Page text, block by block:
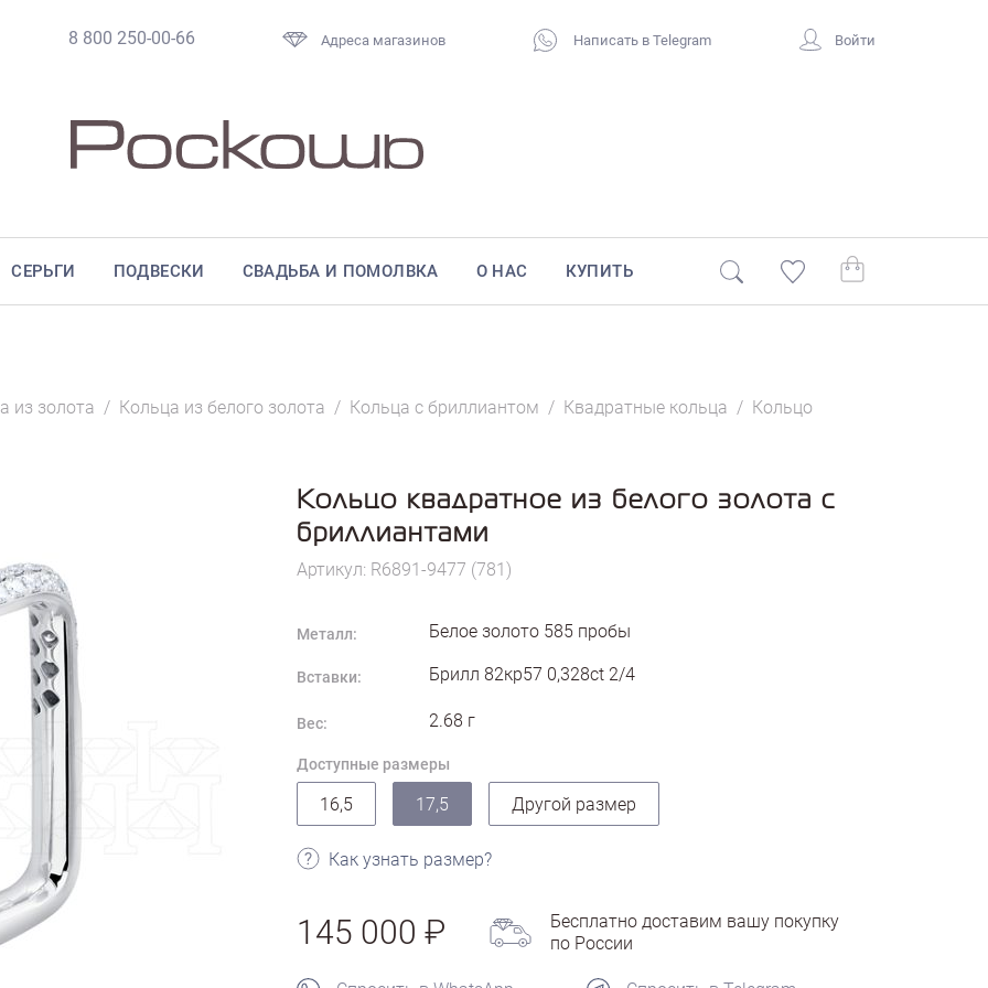
8 800 250-00-66 Адреса магазинов Написать в Telegram Войти
СЕРЬГИ ПОДВЕСКИ СВАДЬБА И ПОМОЛВКА О НАС КУПИТЬ
из золота / Кольца из белого золота / Кольца с бриллиантом / Квадратные кольца / Кольцо
Кольцо квадратное из белого золота с
бриллиантами
Артикул: R6891-9477 (781)
Металл: Белое золото 585 пробы
Вставки: Брилл 82кр57 0,328ct 2/4
Вес: 2.68 г
Доступные размеры
16,5 17,5 Другой размер
Как узнать размер?
145 000
Бесплатно доставим вашу покупку
по России